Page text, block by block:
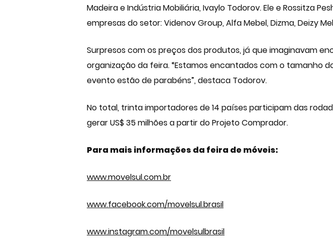
Madeira e Indústria Mobiliária, Ivaylo Todorov. Ele e Rossitza
empresas do setor: Videnov Group, Alfa Mebel, Dizma, Deizy
Surpresos com os preços dos produtos, já que imaginavam
organização da feira. “Estamos encantados com o tamanho
evento estão de parabéns”, destaca Todorov.
No total, trinta importadores de 14 países participam das
gerar US$ 35 milhões a partir do Projeto Comprador.
Para mais informações da feira de móveis:
www.movelsul.com.br
www.facebook.com/movelsul.brasil
www.instagram.com/movelsulbrasil